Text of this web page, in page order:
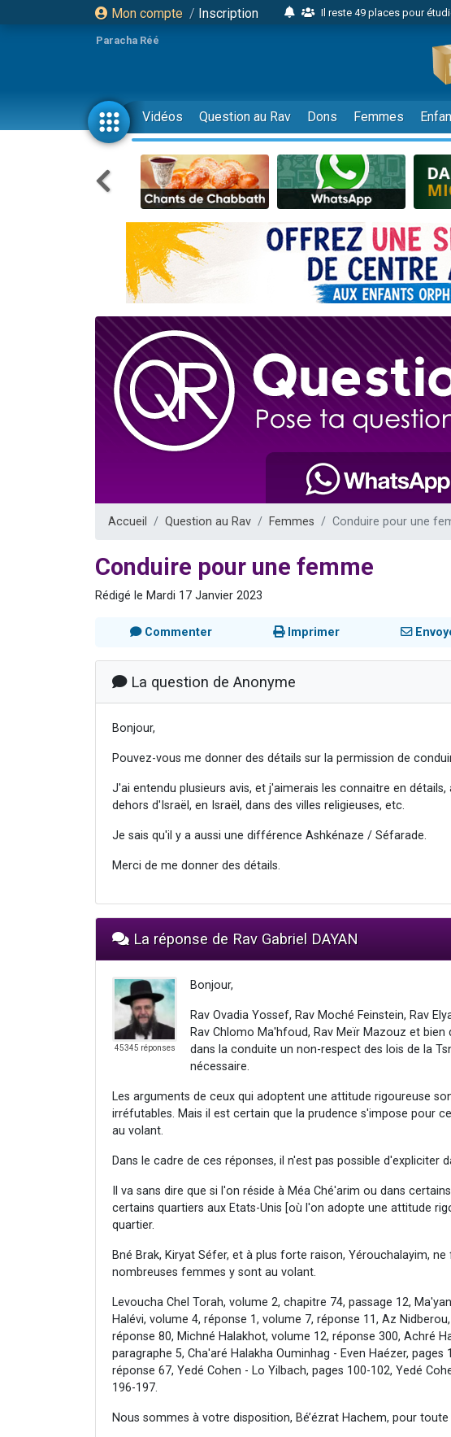
Mon compte / Inscription
Il reste 49 places pour
2 personnes viennent de nous
6 personnes viennent de nous
4 personnes viennent de
2 personnes viennent de
17 personnes viennent de
4 personnes viennent de nous
Il reste 49 places pour
Eva vient de donner son
4 personnes viennent de nous
3 personnes viennent de nous
Odaya vient de donner son
3 personnes viennent de
2 personnes viennent de nous
13 personnes viennent de
Il reste 49 places pour
12 nouvelles musiques
29 personnes viennent de
Paracha Réé
Vidéos Question au Rav Dons Femmes
Accueil Question au Rav Femmes Conduire pour une
Conduire pour une femme
Rédigé le Mardi 17 Janvier 2023
Commenter Imprimer
La question de Anonyme
Bonjour,
Pouvez-vous me donner des détails sur la permission de
J'ai entendu plusieurs avis, et j'aimerais les connaitre en
dehors d'Israël, en Israël, dans des villes religieuses, etc.
Je sais qu'il y a aussi une différence Ashkénaze / Séfarade.
Merci de me donner des détails.
La réponse de Rav Gabriel DAYAN
45345 réponses
Bonjour,
Rav Ovadia Yossef, Rav Moché Feinstein, Rav
Rav Chlomo Ma'hfoud, Rav Meïr Mazouz et
dans la conduite un non-respect des lois de la
nécessaire.
Les arguments de ceux qui adoptent une attitude rigoureuse
irréfutables. Mais il est certain que la prudence s'impose pour
au volant.
Dans le cadre de ces réponses, il n'est pas possible d'expliciter
Il va sans dire que si l'on réside à Méa Ché'arim ou dans
certains quartiers aux Etats-Unis [où l'on adopte une attitude
quartier.
Bné Brak, Kiryat Séfer, et à plus forte raison, Yérouchalayim,
nombreuses femmes y sont au volant.
Levoucha Chel Torah, volume 2, chapitre 74, passage 12,
Halévi, volume 4, réponse 1, volume 7, réponse 11, Az
réponse 80, Michné Halakhot, volume 12, réponse 300, Achré
paragraphe 5, Cha'aré Halakha Ouminhag - Even Haézer,
réponse 67, Yedé Cohen - Lo Yilbach, pages 100-102, Yedé
196-197.
Nous sommes à votre disposition, Bé’ézrat Hachem, pour